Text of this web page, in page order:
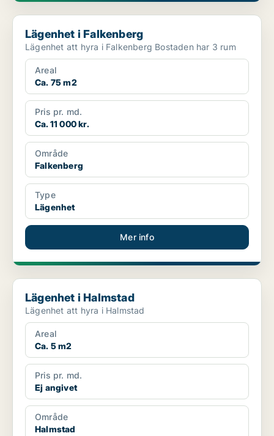
Lägenhet i Falkenberg
Lägenhet i Falkenberg
Lägenhet att hyra i Falkenberg Bostaden har 3 rum
Areal
Ca. 75 m2
Pris pr. md.
Ca. 11 000 kr.
Område
Falkenberg
Type
Lägenhet
Mer info
Lägenhet i Halmstad
Lägenhet i Halmstad
Lägenhet att hyra i Halmstad
Areal
Ca. 5 m2
Pris pr. md.
Ej angivet
Område
Halmstad